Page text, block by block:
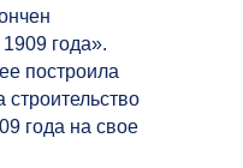
года».
построила
года на свое